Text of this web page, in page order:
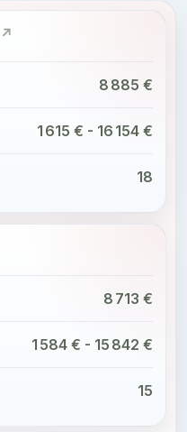
8 885 €
1 615 € - 16 154 €
18
8 713 €
1 584 € - 15 842 €
15